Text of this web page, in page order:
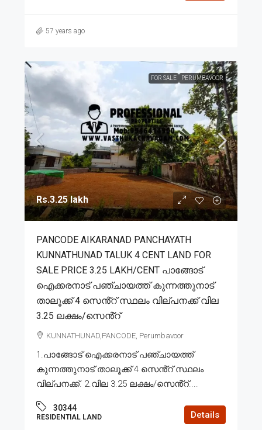
57 years ago
FOR SALE PERUMBAVOOR
Rs.3.25 lakh
PANCODE AIKARANAD PANCHAYATH
KUNNATHUNAD TALUK 4 CENT LAND FOR
SALE PRICE 3.25 LAKH/CENT പാങ്ങോട്
ഐക്കരനാട് പഞ്ചായത്ത് കുന്നത്തുനാട്
താലൂക്ക് 4 സെൻ്റ് സ്ഥലം വില്പനക്ക് വില
3.25 ലക്ഷം/സെൻ്റ്
KUNNATHUNAD,PANCODE, Perumbavoor
1.പാങ്ങോട് ഐക്കരനാട് പഞ്ചായത്ത്
കുന്നത്തുനാട് താലൂക്ക് 4 സെൻ്റ് സ്ഥലം
വില്പനക്ക്. 2.വില 3.25 ലക്ഷം/സെൻ്റ്....
30344
RESIDENTIAL LAND Details